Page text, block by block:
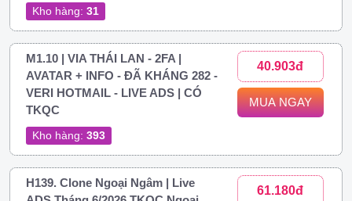
Kho hàng: 31
M1.10 | VIA THÁI LAN - 2FA |
AVATAR + INFO - ĐÃ KHÁNG 282 -
VERI HOTMAIL - LIVE ADS | CÓ
TKQC
Kho hàng: 393
40.903đ
MUA NGAY
H139. Clone Ngoại Ngâm | Live
61.180đ